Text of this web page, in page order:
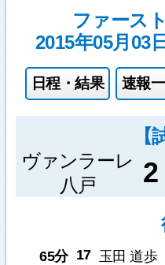
ファース
2015年05月03
日程・結果 速報
【
ヴァンラーレ
八戸
2
65分 17 玉田 道歩